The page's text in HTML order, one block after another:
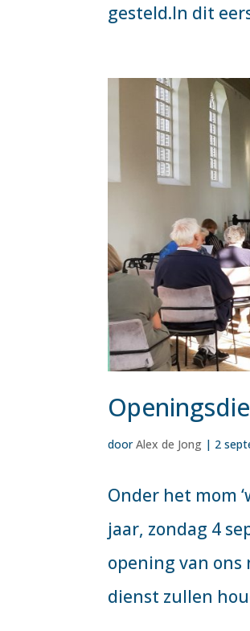
gesteld.In dit
doorAlex de Jong | 2
Onder het mom
jaar, zondag 4
opening van
dienst zullen